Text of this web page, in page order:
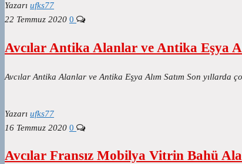
Yazarı ufks77
22 Temmuz 2020 0
Avcılar Antika Alanlar ve Antika Eşya
Avcılar Antika Alanlar ve Antika Eşya Alım Satım Son
Yazarı ufks77
16 Temmuz 2020 0
Avcılar Fransız Mobilya Vitrin Bahü